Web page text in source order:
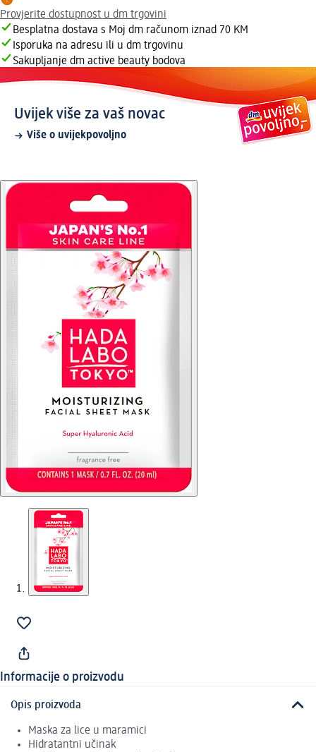
Provjerite dostupnost u dm trgovini
Besplatna dostava s Moj dm računom iznad 70 KM
Isporuka na adresu ili u dm trgovinu
Sakupljanje dm active beauty bodova
Uvijek više za vaš novac
Više o uvijekpovoljno
Informacije o proizvodu
Opis proizvoda
Maska za lice u maramici
Hidratantni učinak